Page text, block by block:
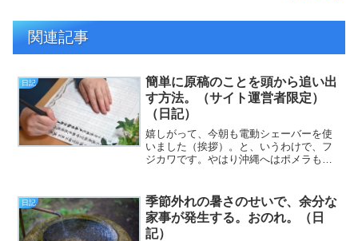
関連記事
日記
簡単に原稿のことを頭から追い出
す方法。（サイト運営者限定）
（日記）
嬉しがって、今朝も電動シェーバーを使
いました（挨拶）。と、いうわけで、フ
ジカワです。やはり沖縄へはポメラも持
リは、「失業認定のためにハローワーク
へ行って来たよ！ あと、...
日記
季節外れの暑さのせいで、余分な
家事が発生する。おのれ。（日
記）